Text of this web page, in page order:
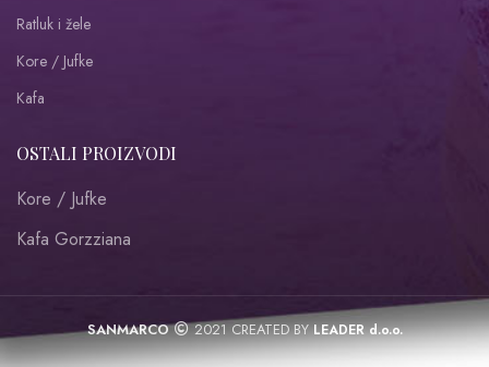
Ratluk i žele
Kore / Jufke
Kafa
OSTALI PROIZVODI
Kore / Jufke
Kafa Gorzziana
SANMARCO 2021 CREATED BYLEADER d.o.o.